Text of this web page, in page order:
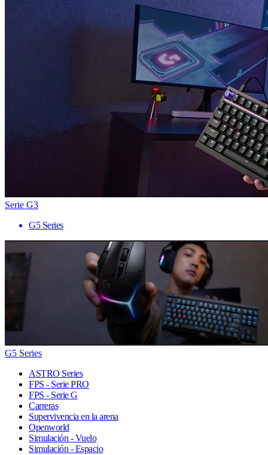
Serie G3
G5 Series
G5 Series
ASTRO Series
FPS - Serie PRO
FPS - Serie G
Carreras
Supervivencia en la arena
Openworld
Simulación - Vuelo
Simulación - Espacio